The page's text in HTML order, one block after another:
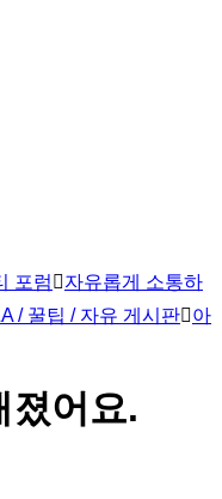
포럼
자유롭게 소통하
/ 꿀팁 / 자유 게시판
아
졌어요.